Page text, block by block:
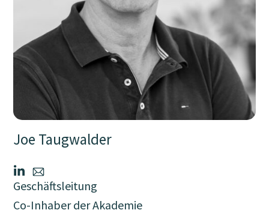
Joe Taugwalder
Geschäftsleitung
Co-Inhaber der Akademie